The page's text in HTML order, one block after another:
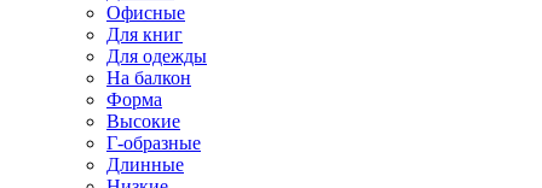
Офисные
Для книг
Для одежды
На балкон
Форма
Высокие
Г-образные
Длинные